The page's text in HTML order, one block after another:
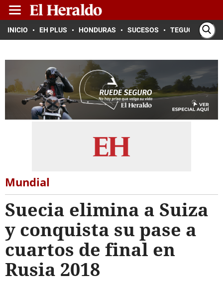
INICIO EH PLUS HONDURAS SUCESOS TEGUCIGALPA
Mundial
Suecia elimina a Suiza
y conquista su pase a
cuartos de final en
Rusia 2018